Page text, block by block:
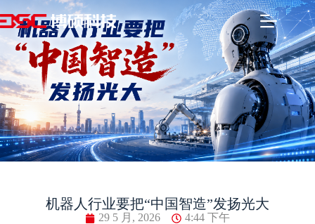
机器人行业要把“中国智造”发扬光大
29 5 月, 2026 4:44 下午